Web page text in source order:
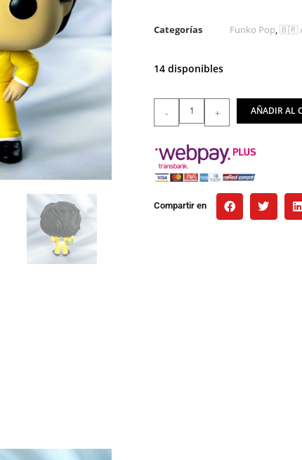
Categorías Funko Pop,🇧🇷
14 disponibles
- + AÑADIR AL
Compartir en